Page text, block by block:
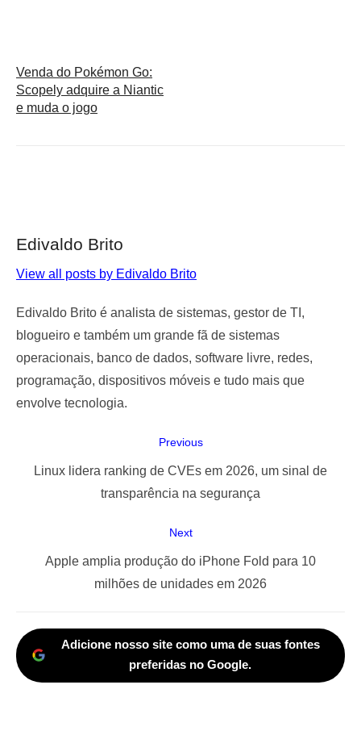
Venda do Pokémon Go:
Scopely adquire a Niantic
e muda o jogo
Edivaldo Brito
View all posts by Edivaldo Brito
Edivaldo Brito é analista de sistemas, gestor de TI,
blogueiro e também um grande fã de sistemas
operacionais, banco de dados, software livre, redes,
programação, dispositivos móveis e tudo mais que
envolve tecnologia.
de
Previous
Previous
Linux lidera ranking de CVEs em 2026, um sinal de
transparência na segurança
Next
NextApple amplia produção do iPhone Fold para 10
milhões de unidades em 2026
Adicione nosso site como uma de suas fontes
preferidas no Google.